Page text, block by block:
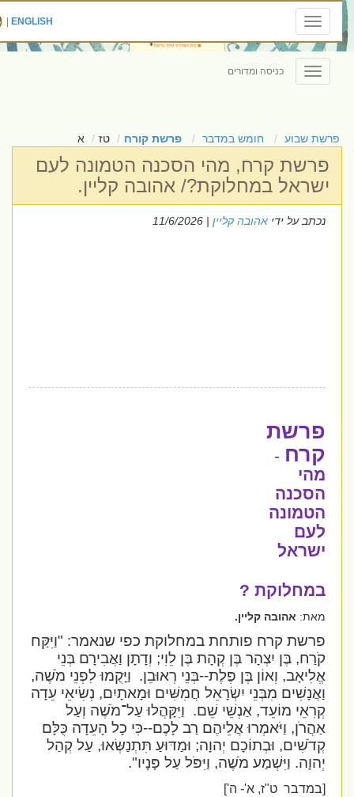
Toggle
navigation
ENGLISH
|
Toggle
navigation
כניסה ומדורים
פרשת שבוע חומש במדבר פרשת קורח טז א
פרשת קרח, מהי הסכנה הטמונה לעם
ישראל במחלוקת?/ אהובה קליין.
נכתב על ידיאהובה קליין| 11/6/2026
פרשת
קרח -
מהי
הסכנה
הטמונה
לעם
ישראל
במחלוקת ?
מאת:אהובה קליין.
פרשת קרח פותחת במחלוקת כפי שנאמר:"וַיִּקַּח
קֹרַח, בֶּן יִצְהָר בֶּן קְהָת בֶּן לֵוִי; וְדָתָן וַאֲבִירָם בְּנֵי
אֱלִיאָב, וְאוֹן בֶּן פֶּלֶת--בְּנֵי רְאוּבֵן. וַיָּקֻמוּ לִפְנֵי מֹשֶׁה,
וַאֲנָשִׁים מִבְּנֵי יִשְׂרָאֵל חֲמִשִּׁים וּמָאתָיִם, נְשִׂיאֵי עֵדָה
קְרִאֵי מוֹעֵד, אַנְשֵׁי שֵׁם. וַיִּקָּהֲלוּ עַל־מֹשֶׁה וְעַל
אַהֲרֹן, וַיֹּאמְרוּ אֲלֵיהֶם רַב לָכֶם--כִּי כָל הָעֵדָה כֻּלָּם
קְדֹשִׁים, וּבְתוֹכָם יְהוָה; וּמַדּוּעַ תִּתְנַשְּׂאוּ, עַל קְהַל
יְהוָה. וַיִּשְׁמַע מֹשֶׁה, וַיִּפֹּל עַל פָּנָיו".
[במדבר ט"ז, א'- ה']